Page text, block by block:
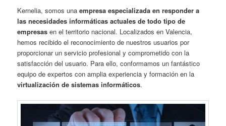
Kernelia, somos unaempresa especializada en responder a
las necesidades informáticas actuales de todo tipo de
empresas en el territorio nacional. Localizados en Valencia,
hemos recibido el reconocimiento de nuestros usuarios por
proporcionar un servicio profesional y comprometido con la
satisfacción del usuario. Para ello, conformamos un fantástico
equipo de expertos con amplia experiencia y formación en la
virtualización de sistemas informáticos.